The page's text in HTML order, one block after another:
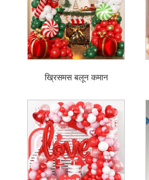
ख्रिसमस बलून कमान